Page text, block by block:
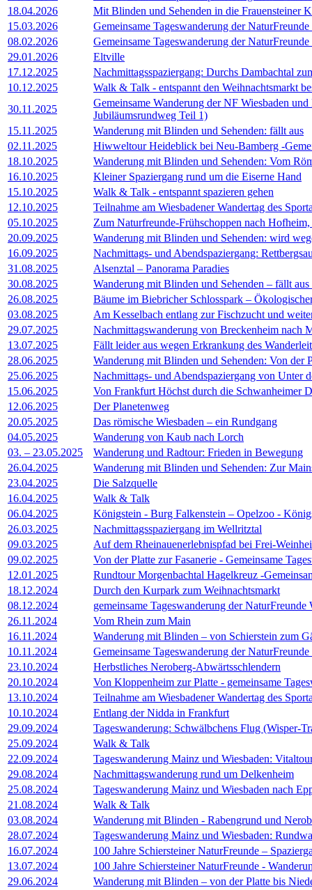
18.04.2026
Mit Blinden und Sehenden in die Frauensteiner
15.03.2026
Gemeinsame Tageswanderung der
08.02.2026
Gemeinsame Tageswanderung der
29.01.2026
Eltville
17.12.2025
Nachmittagsspaziergang: Durchs Dambachtal
10.12.2025
Walk & Talk - entspannt den Weihnachtsmarkt
30.11.2025
Gemeinsame Wanderung der NF Wiesbaden
Jubiläumsrundweg Teil 1)
15.11.2025
Wanderung mit Blinden und Sehenden: fällt aus
02.11.2025
Hiwweltour Heideblick bei Neu-Bamberg -
18.10.2025
Wanderung mit Blinden und Sehenden: Vom
16.10.2025
Kleiner Spaziergang rund um die Eiserne Hand
15.10.2025
Walk & Talk - entspannt spazieren gehen
12.10.2025
Teilnahme am Wiesbadener Wandertag des
05.10.2025
Zum Naturfreunde-Frühschoppen nach
20.09.2025
Wanderung mit Blinden und Sehenden: wird
16.09.2025
Nachmittags- und Abendspaziergang:
31.08.2025
Alsenztal – Panorama Paradies
30.08.2025
Wanderung mit Blinden und Sehenden – fällt
26.08.2025
Bäume im Biebricher Schlosspark –
03.08.2025
Am Kesselbach entlang zur Fischzucht und
29.07.2025
Nachmittagswanderung von Breckenheim nach
13.07.2025
Fällt leider aus wegen Erkrankung des
28.06.2025
Wanderung mit Blinden und Sehenden: Von der
25.06.2025
Nachmittags- und Abendspaziergang von Unter
15.06.2025
Von Frankfurt Höchst durch die Schwanheimer
12.06.2025
Der Planetenweg
20.05.2025
Das römische Wiesbaden – ein Rundgang
04.05.2025
Wanderung von Kaub nach Lorch
03. – 23.05.2025
Wanderung und Radtour: Frieden in Bewegung
26.04.2025
Wanderung mit Blinden und Sehenden: Zur
23.04.2025
Die Salzquelle
16.04.2025
Walk & Talk
06.04.2025
Königstein - Burg Falkenstein – Opelzoo -
26.03.2025
Nachmittagsspaziergang im Wellritztal
09.03.2025
Auf dem Rheinauenerlebnispfad bei Frei-
09.02.2025
Von der Platte zur Fasanerie - Gemeinsame
12.01.2025
Rundtour Morgenbachtal Hagelkreuz -
18.12.2024
Durch den Kurpark zum Weihnachtsmarkt
08.12.2024
gemeinsame Tageswanderung der
26.11.2024
Vom Rhein zum Main
16.11.2024
Wanderung mit Blinden – von Schierstein zum
10.11.2024
Gemeinsame Tageswanderung der
23.10.2024
Herbstliches Neroberg-Abwärtsschlendern
20.10.2024
Von Kloppenheim zur Platte - gemeinsame
13.10.2024
Teilnahme am Wiesbadener Wandertag des
10.10.2024
Entlang der Nidda in Frankfurt
29.09.2024
Tageswanderung: Schwälbchens Flug (Wisper-
25.09.2024
Walk & Talk
22.09.2024
Tageswanderung Mainz und Wiesbaden:
29.08.2024
Nachmittagswanderung rund um Delkenheim
25.08.2024
Tageswanderung Mainz und Wiesbaden nach
21.08.2024
Walk & Talk
03.08.2024
Wanderung mit Blinden - Rabengrund und
28.07.2024
Tageswanderung Mainz und Wiesbaden:
16.07.2024
100 Jahre Schiersteiner NaturFreunde –
13.07.2024
100 Jahre Schiersteiner NaturFreunde -
29.06.2024
Wanderung mit Blinden – von der Platte bis